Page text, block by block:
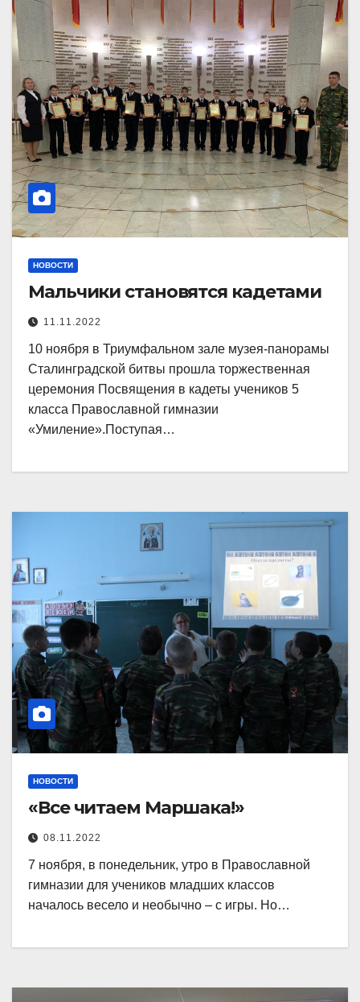
НОВОСТИ
Мальчики становятся кадетами
11.11.2022
10 ноября в Триумфальном зале музея-панорамы
Сталинградской битвы прошла торжественная
церемония Посвящения в кадеты учеников 5
класса Православной гимназии
«Умиление».Поступая…
НОВОСТИ
«Все читаем Маршака!»
08.11.2022
7 ноября, в понедельник, утро в Православной
гимназии для учеников младших классов
началось весело и необычно – с игры. Но…